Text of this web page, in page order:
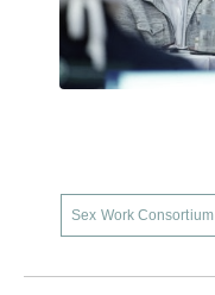
Sex Work Consortium